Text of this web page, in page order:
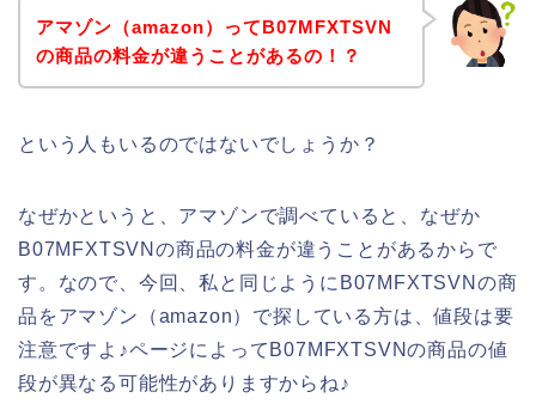
アマゾン（amazon）ってB07MFXTSVN
の商品の料金が違うことがあるの！？
という人もいるのではないでしょうか？
なぜかというと、アマゾンで調べていると、なぜか
B07MFXTSVNの商品の料金が違うことがあるからで
す。なので、今回、私と同じようにB07MFXTSVNの商
品をアマゾン（amazon）で探している方は、値段は要
注意ですよ♪ページによってB07MFXTSVNの商品の値
段が異なる可能性がありますからね♪